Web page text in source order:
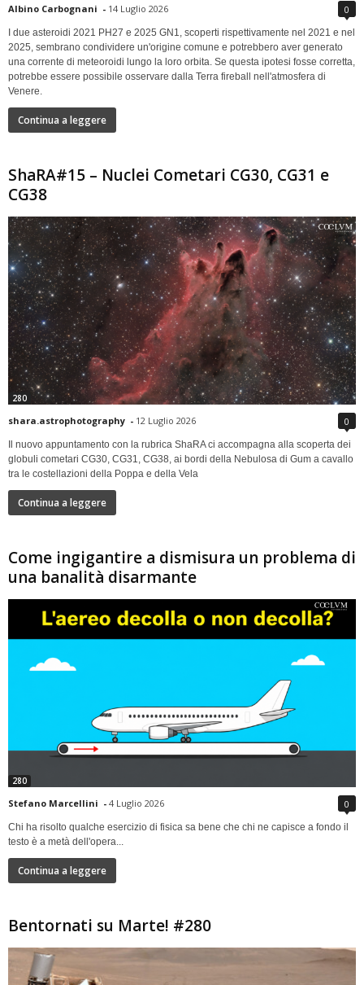
Albino Carbognani - 14 Luglio 2026 0
I due asteroidi 2021 PH27 e 2025 GN1, scoperti rispettivamente nel 2021 e nel
2025, sembrano condividere un'origine comune e potrebbero aver generato
una corrente di meteoroidi lungo la loro orbita. Se questa ipotesi fosse corretta,
potrebbe essere possibile osservare dalla Terra fireball nell'atmosfera di
Venere.
Continua a leggere
ShaRA#15 – Nuclei Cometari CG30, CG31 e
CG38
280
shara.astrophotography - 12 Luglio 2026 0
Il nuovo appuntamento con la rubrica ShaRA ci accompagna alla scoperta dei
globuli cometari CG30, CG31, CG38, ai bordi della Nebulosa di Gum a cavallo
tra le costellazioni della Poppa e della Vela
Continua a leggere
Come ingigantire a dismisura un problema di
una banalità disarmante
280
Stefano Marcellini - 4 Luglio 2026 0
Chi ha risolto qualche esercizio di fisica sa bene che chi ne capisce a fondo il
testo è a metà dell'opera...
Continua a leggere
Bentornati su Marte! #280